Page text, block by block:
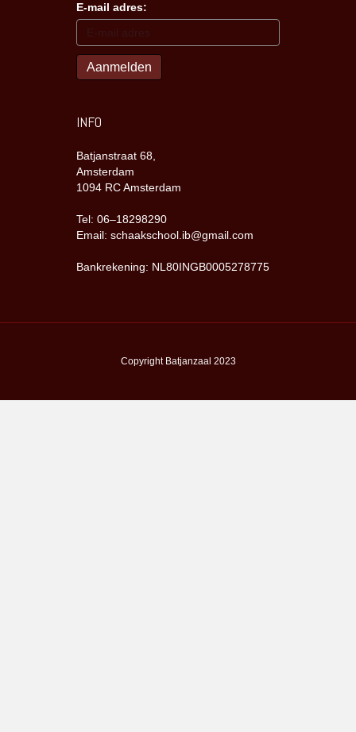
E-mail adres:
INFO
Batjanstraat 68,
Amsterdam
1094 RC Amsterdam
Tel: 06–18298290
Email: schaakschool.ib@gmail.com
Bankrekening: NL80INGB0005278775
Copyright Batjanzaal 2023